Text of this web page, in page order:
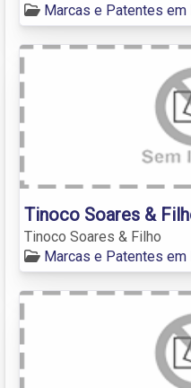
Marcas e Patentes em
Tinoco Soares &
Tinoco Soares & Filho
Marcas e Patentes em